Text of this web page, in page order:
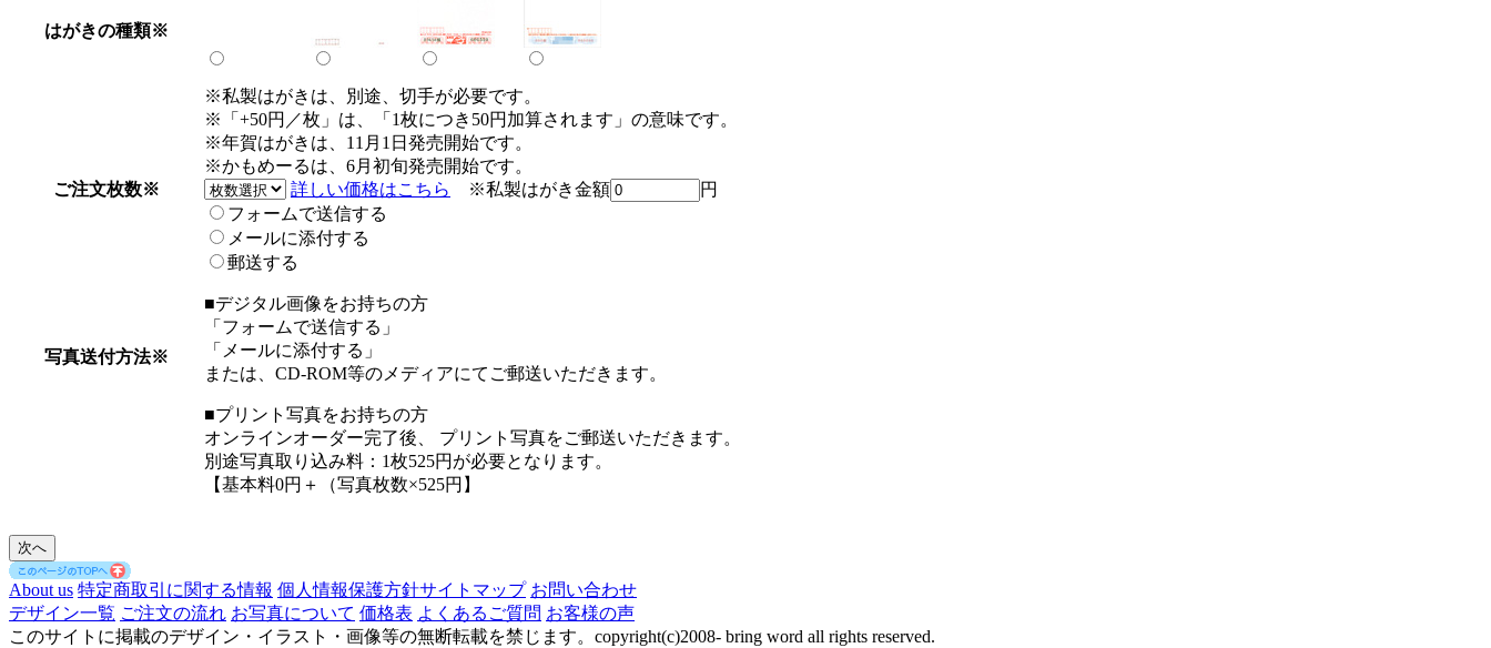
はがきの種類※
※私製はがきは、別途、切手が必要です。
※「+50円／枚」は、「1枚につき50円加算されます」の意味です。
※年賀はがきは、11月1日発売開始です。
※かもめーるは、6月初旬発売開始です。
ご注文枚数※ 詳しい価格はこちら ※私製はがき金額 円
写真送付方法※
フォームで送信する
メールに添付する
郵送する
■デジタル画像をお持ちの方
「フォームで送信する」
「メールに添付する」
または、CD-ROM等のメディアにてご郵送いただきます。
■プリント写真をお持ちの方
オンラインオーダー完了後、 プリント写真をご郵送いただきます。
別途写真取り込み料：1枚525円が必要となります。
【基本料0円＋（写真枚数×525円】
About us 特定商取引に関する情報 個人情報保護方針サイトマップ お問い合わせ
デザイン一覧 ご注文の流れ お写真について 価格表 よくあるご質問 お客様の声
このサイトに掲載のデザイン・イラスト・画像等の無断転載を禁じます。copyright(c)2008- bring word all rights reserved.